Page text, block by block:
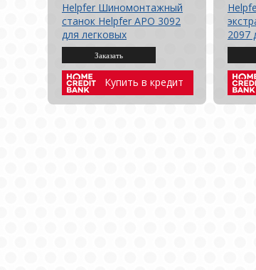
Helpfer Шиномонтажный
станок Helpfer APO 3092
для легковых
автомобилей
Купить в кредит
2097